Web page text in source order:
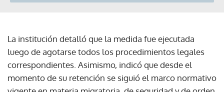
La institución detalló que la medida fue ejecutada
luego de agotarse todos los procedimientos legales
correspondientes. Asimismo, indicó que desde el
momento de su retención se siguió el marco normativo